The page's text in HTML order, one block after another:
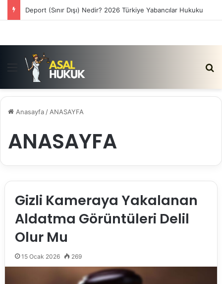
Deport (Sınır Dışı) Nedir? 2026 Türkiye Yabancılar Hukuku
Menü
Anasayfa / ANASAYFA
ANASAYFA
Gizli Kameraya Yakalanan
Aldatma Görüntüleri Delil
Olur Mu
15 Ocak 2026 269